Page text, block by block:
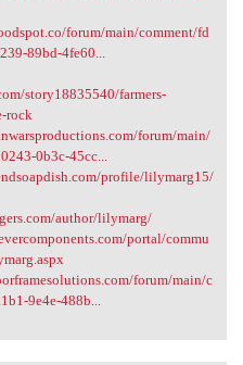
forum/main/comment/fd
89bd-4fe60...
story18835540/farmers-
rock
forum/main/
0b3c-45cc...
profile/lilymarg15/
author/lilymarg/
portal/commu
forum/main/c
9e4e-488b...